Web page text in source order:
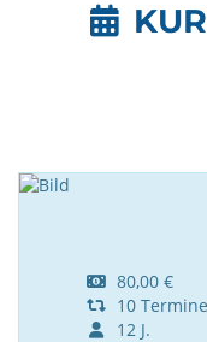
80,00 €
10 Termine
12 J.